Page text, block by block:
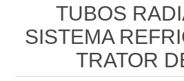
TUBOS
SISTEMA
TRATOR